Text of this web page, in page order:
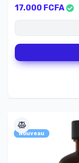
17.000 FCFA
Nouveau